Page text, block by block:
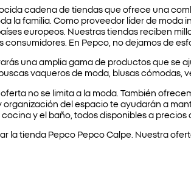
cadena de tiendas que ofrece una
la familia. Como proveedor líder de
europeos. Nuestras tiendas reciben
consumidores. En Pepco, no dejamos de
una amplia gama de productos que se
vaqueros de moda, blusas
no se limita a la moda. También
del espacio te ayudarán a
y el baño, todos disponibles a precios
la tienda Pepco Pepco Calpe. Nuestra